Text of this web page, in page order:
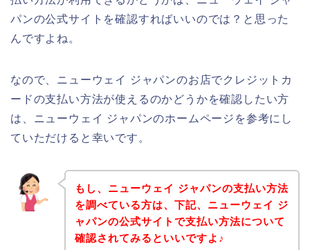
パンの公式サイトを確認すればいいのでは？と思った
んですよね。
なので、ニューウェイ ジャパンのお店でクレジットカ
ードの支払い方法が使えるのかどうかを確認したい方
は、ニューウェイ ジャパンのホームページを参考にし
ていただけると幸いです。
もし、ニューウェイ ジャパンの支払い方法
を調べている方は、下記、ニューウェイ ジ
ャパンの公式サイトで支払い方法について
確認されてみるといいですよ♪